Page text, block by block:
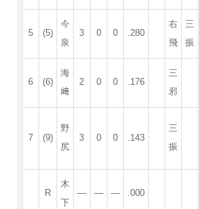
5 (5)
今
泉
3 0 0 .280
右
飛
三
振
6 (6)
海
﨑
2 0 0 .176
三
邪
7 (9)
野
尻
3 0 0 .143
三
振
R
木
下
— — — .000